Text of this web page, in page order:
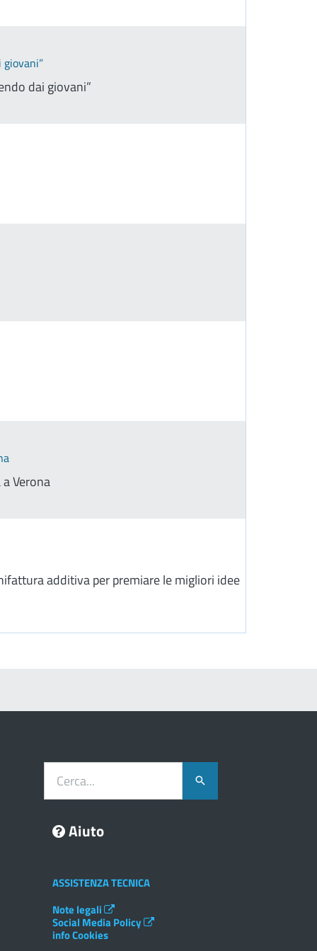
dai giovani”
Verona
additiva per premiare le migliori idee
Cerca...
Aiuto
ASSISTENZA TECNICA
Note legali
Social Media Policy
info Cookies